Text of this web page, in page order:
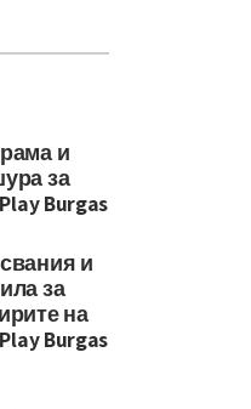
и
за
Burgas
и
за
на
Burgas